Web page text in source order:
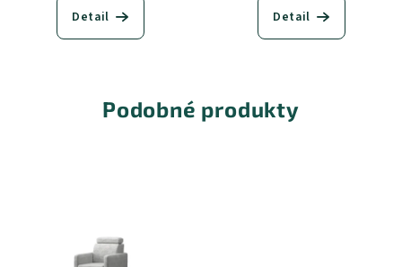
Detail Detail
Podobné produkty